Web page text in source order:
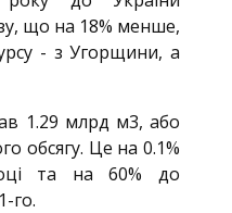
що на 18% менше,
- з Угорщини, а
1.29 млрд м3, або
обсягу. Це на 0.1%
та на 60% до
го.